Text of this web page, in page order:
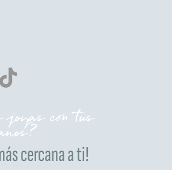
con tus
cercana a ti!